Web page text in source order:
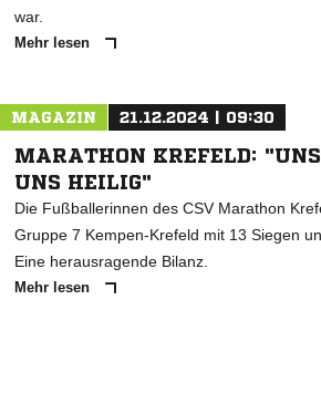
war.
Mehr lesen
MAGAZIN 21.12.2024 | 09:30
MARATHON KREFELD:
UNS HEILIG"
Die Fußballerinnen des CSV Marathon
Gruppe 7 Kempen-Krefeld mit 13 Siegen
Eine herausragende Bilanz.
Mehr lesen